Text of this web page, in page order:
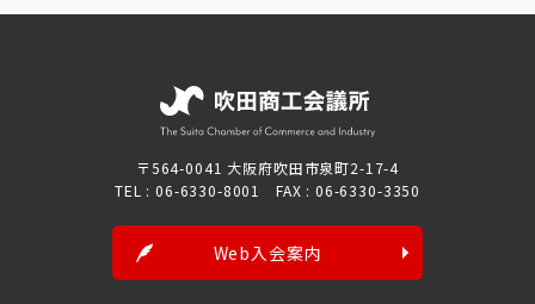
〒564-0041 大阪府吹田市泉町2-17-4
TEL : 06-6330-8001 FAX : 06-6330-3350
Web入会案内